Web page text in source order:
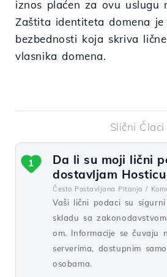
iznos plaćen za ovu uslugu
Zaštita identiteta domena je
bezbednosti koja skriva
vlasnika domena.
Slični Člaci
Da li su moji lični
dostavljam
Često Postavljana Pitanja /
Vaši lični podaci su
skladu sa
om. Informacije se čuvaju
serverima, dostupnim
osobama.
1